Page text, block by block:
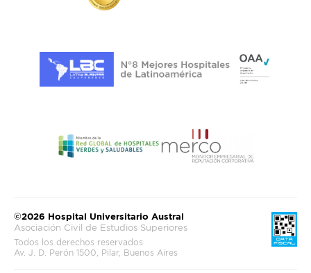
©2026 Hospital Universitario Austral
Asociación Civil de Estudios Superiores
Todos los derechos reservados
Av. J. D. Perón 1500, Pilar, Buenos Aires